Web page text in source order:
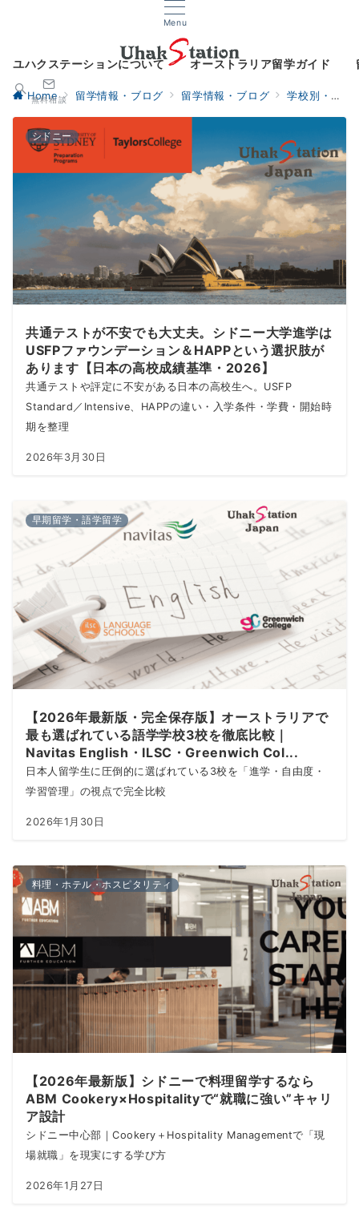
Menu
無料相談
ユハクステーションについて オーストラリア留学ガイド
Home 留学情報・ブログ 留学情報・ブログ 学校別・地域情報
シドニー
共通テストが不安でも大丈夫。シドニー大学進学は
USFPファウンデーション＆HAPPという選択肢が
あります【日本の高校成績基準・2026】
共通テストや評定に不安がある日本の高校生へ。USFP
Standard／Intensive、HAPPの違い・入学条件・学費・開始時
期を整理
2026年3月30日
早期留学・語学留学
【2026年最新版・完全保存版】オーストラリアで
最も選ばれている語学学校3校を徹底比較｜
Navitas English・ILSC・Greenwich Col...
日本人留学生に圧倒的に選ばれている3校を「進学・自由度・
学習管理」の視点で完全比較
2026年1月30日
料理・ホテル・ホスピタリティ
【2026年最新版】シドニーで料理留学するなら
ABM Cookery×Hospitalityで“就職に強い”キャリ
ア設計
シドニー中心部｜Cookery＋Hospitality Managementで「現
場就職」を現実にする学び方
2026年1月27日